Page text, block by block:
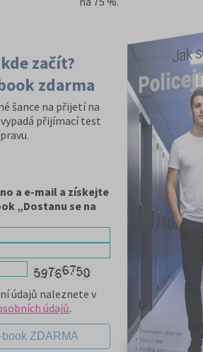
začít?
zdarma
šance na přijetí na
přijímací test
a e-mail a získejte
„Dostanu se na
údajů naleznete v
údajů.